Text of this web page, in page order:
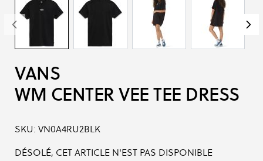
VANS
WM CENTER VEE TEE DRESS
SKU: VN0A4RU2BLK
DÉSOLÉ, CET ARTICLE N'EST PAS DISPONIBLE